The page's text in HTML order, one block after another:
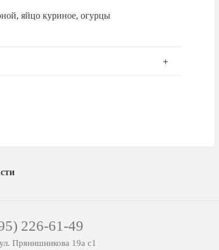
яйцо куриное, огурцы
226-61-49
Прянишникова 19а с1